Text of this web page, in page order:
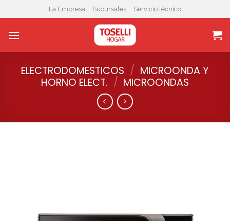
to
content
La Empresa Sucursales Servicio técnico
ELECTRODOMESTICOS / MICROONDA Y
HORNO ELECT. / MICROONDAS